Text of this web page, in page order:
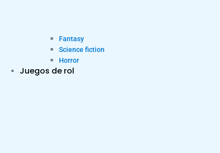
Fantasy
Science fiction
Horror
Juegos de rol